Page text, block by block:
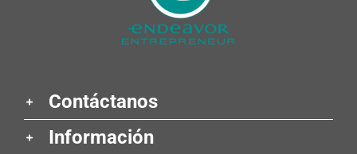
Contáctanos
Información